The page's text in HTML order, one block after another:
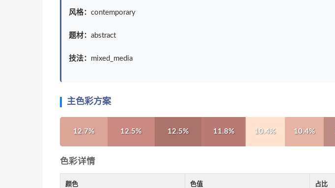
风格： contemporary
题材： abstract
技法： mixed_media
主色彩方案
12.7% 12.5% 12.5% 11.8% 10.4% 10.4%
色彩详情
颜色 色值 占比